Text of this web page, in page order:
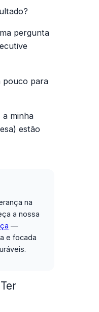
pergunta
pouco para
a minha
estão
na
a nossa
—
e focada